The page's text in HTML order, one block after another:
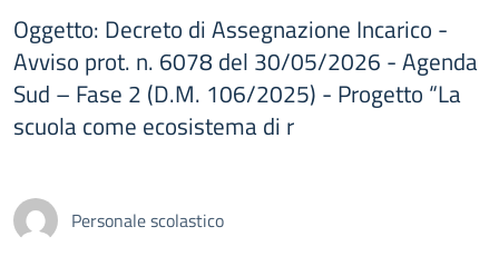
Oggetto: Decreto di Assegnazione Incarico -
Avviso prot. n. 6078 del 30/05/2026 - Agenda
Sud – Fase 2 (D.M. 106/2025) - Progetto “La
scuola come ecosistema di r
Personale scolastico